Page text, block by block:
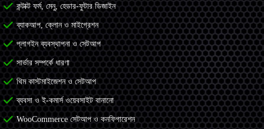
কন্টাক্ট ফর্ম, মেনু, হেডার-ফুটার ডিজাইন
ব্যাকআপ, ক্লোন ও মাইগ্রেশন
প্লাগইন ব্যবস্থাপনা ও সেটআপ
সার্ভার সম্পর্কে ধারণা
থিম কাস্টমাইজেশন ও সেটআপ
ব্যবসা ও ই-কমার্স ওয়েবসাইট বানানো
WooCommerce সেটআপ ও কনফিগারেশন